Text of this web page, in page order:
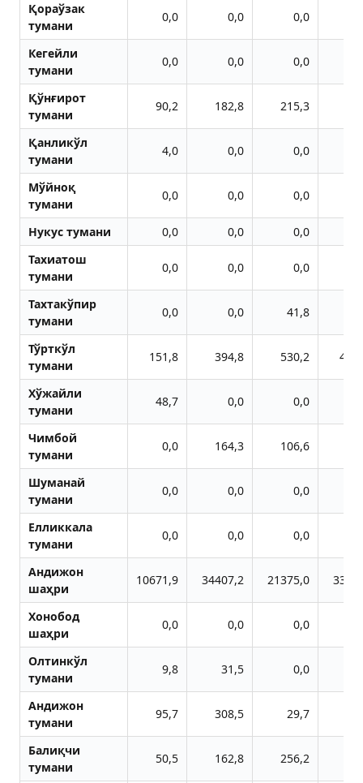
Қораўзак
тумани
0,0 0,0 0,0
Кегейли
тумани
0,0 0,0 0,0
Қўнғирот
тумани
90,2 182,8 215,3
Қанликўл
тумани
4,0 0,0 0,0
Мўйноқ
тумани
0,0 0,0 0,0
Нукус тумани 0,0 0,0 0,0
Тахиатош
тумани
0,0 0,0 0,0
Тахтакўпир
тумани
0,0 0,0 41,8
Тўрткўл
тумани
151,8 394,8 530,2
Хўжайли
тумани
48,7 0,0 0,0
Чимбой
тумани
0,0 164,3 106,6
Шуманай
тумани
0,0 0,0 0,0
Елликкала
тумани
0,0 0,0 0,0
Aндижон
шаҳри
10671,9 34407,2 21375,0
Хонобод
шаҳри
0,0 0,0 0,0
Олтинкўл
тумани
9,8 31,5 0,0
Aндижон
тумани
95,7 308,5 29,7
Балиқчи
тумани
50,5 162,8 256,2